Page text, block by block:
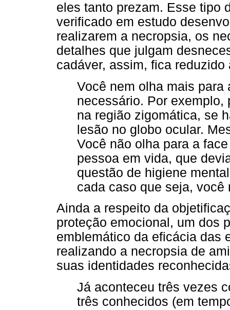
eles tanto prezam. Esse tipo
verificado em estudo
realizarem a necropsia, os
detalhes que julgam
cadáver, assim, fica
Você nem olha mais para
necessário. Por
na região zigomática, se
lesão no globo ocular.
Você não olha para a
pessoa em vida, que
questão de higiene
cada caso que seja, você
Ainda a respeito da
proteção emocional, um dos
emblemático da eficácia das
realizando a necropsia de
suas identidades
Já aconteceu três vezes
três conhecidos (em